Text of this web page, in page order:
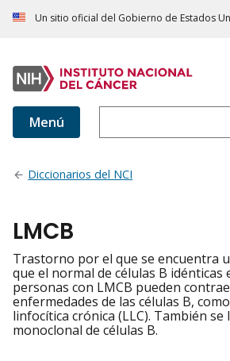
Un sitio oficial del Gobierno de Estados
Menú
Diccionarios del NCI
LMCB
Trastorno por el que se encuentra
que el normal de células B idénticas
personas con LMCB pueden
enfermedades de las células B,
linfocítica crónica (LLC). También
monoclonal de células B.